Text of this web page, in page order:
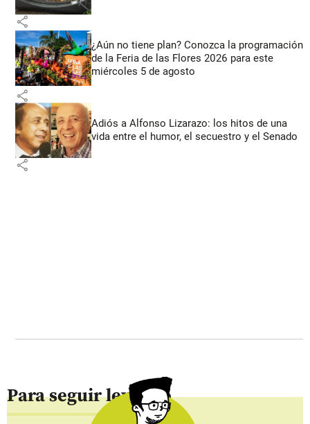
share
¿Aún no tiene plan? Conozca la programación
de la Feria de las Flores 2026 para este
miércoles 5 de agosto
share
Adiós a Alfonso Lizarazo: los hitos de una
vida entre el humor, el secuestro y el Senado
share
Para seguir leyendo